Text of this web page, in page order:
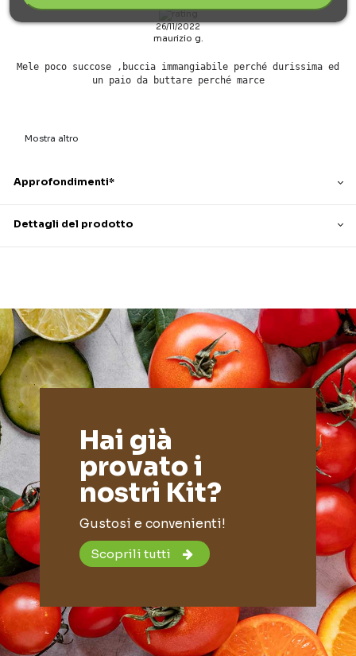
26/11/2022
maurizio g.
Mele poco succose ,buccia immangiabile perché durissima ed
un paio da buttare perché marce
Mostra altro
Approfondimenti*
Dettagli del prodotto
Hai già
provato i
nostri Kit?
Gustosi e convenienti!
Scoprili tutti